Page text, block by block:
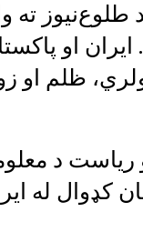
طلوع‌نیوز ته
او
ظلم او
ریاست د
کې څه باندې ۲۰ زره